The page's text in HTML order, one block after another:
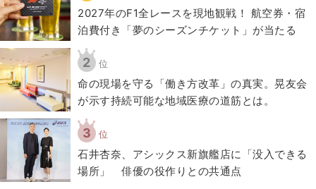
2027年のF1全レースを現地観戦！ 航空券・宿
泊費付き「夢のシーズンチケット」が当たる
2 位
​命の現場を守る「働き方改革」の真実。晃友会
が示す持続可能な地域医療の道筋とは。
3 位
石井杏奈、アシックス新旗艦店に「没入できる
場所」 俳優の役作りとの共通点